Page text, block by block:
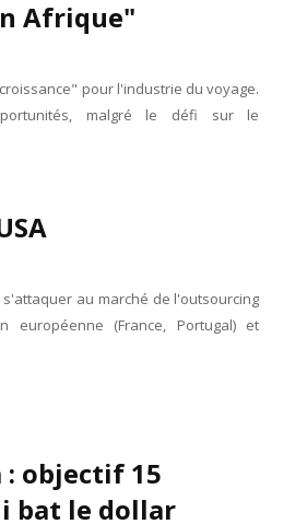
Afrique"
pour l'industrie du voyage.
malgré le défi sur le
au marché de l'outsourcing
européenne (France, Portugal) et
: objectif 15
bat le dollar